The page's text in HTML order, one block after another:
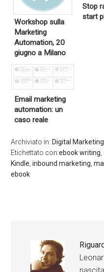
Workshop sulla
Marketing
Automation, 20
giugno a Milano
Stop
start
Email marketing
automation: un
caso reale
Archiviato in:Digital Marketing
Etichettato con:ebook writing ,
Kindle ,inbound marketing ,
ebook